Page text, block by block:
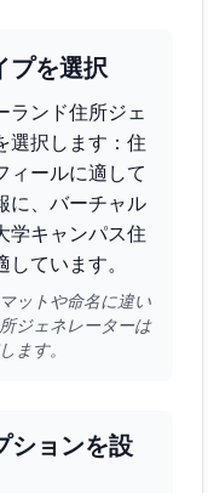
プを選択
ランド住所ジェ
選択します：住
ィールに適して
に、バーチャル
学キャンパス住
ています。
ットや命名に違い
ジェネレーターは
ます。
ションを設